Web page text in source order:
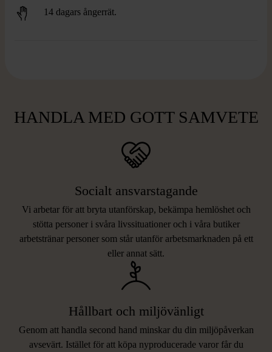
14 dagars ångerrät.
HANDLA MED GOTT SAMVETE
Socialt ansvarstagande
Vi arbetar för att bryta utanförskap, bekämpa hemlöshet och
stötta personer i svåra livssituationer och i våra butiker
arbetstränar personer som står utanför arbetsmarknaden på ett
eller annat sätt.
Hållbart och miljövänligt
Genom att handla second hand minskar du din miljöpåverkan
avsevärt. Istället för att köpa nyproducerade varor får du